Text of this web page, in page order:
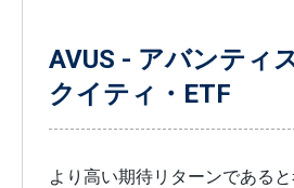
AVUS - アバンティ
クイティ・ETF
より高い期待リターンである